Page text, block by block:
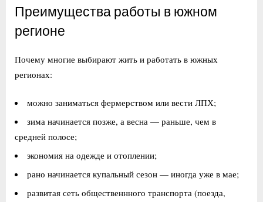
Преимущества работы в южном
регионе
Почему многие выбирают жить и работать в южных
регионах:
можно заниматься фермерством или вести ЛПХ;
зима начинается позже, а весна — раньше, чем в
средней полосе;
экономия на одежде и отоплении;
рано начинается купальный сезон — иногда уже в мае;
развитая сеть общественнного транспорта (поезда,